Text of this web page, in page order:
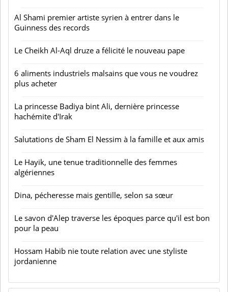
Al Shami premier artiste syrien à entrer dans le
Guinness des records
Le Cheikh Al-Aql druze a félicité le nouveau pape
6 aliments industriels malsains que vous ne voudrez
plus acheter
La princesse Badiya bint Ali, dernière princesse
hachémite d'Irak
Salutations de Sham El Nessim à la famille et aux amis
Le Hayik, une tenue traditionnelle des femmes
algériennes
Dina, pécheresse mais gentille, selon sa sœur
Le savon d'Alep traverse les époques parce qu'il est bon
pour la peau
Hossam Habib nie toute relation avec une styliste
jordanienne